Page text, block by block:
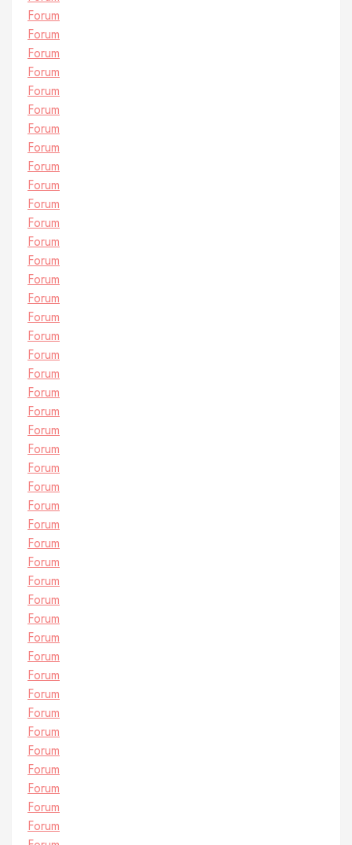
Forum
Forum
Forum
Forum
Forum
Forum
Forum
Forum
Forum
Forum
Forum
Forum
Forum
Forum
Forum
Forum
Forum
Forum
Forum
Forum
Forum
Forum
Forum
Forum
Forum
Forum
Forum
Forum
Forum
Forum
Forum
Forum
Forum
Forum
Forum
Forum
Forum
Forum
Forum
Forum
Forum
Forum
Forum
Forum